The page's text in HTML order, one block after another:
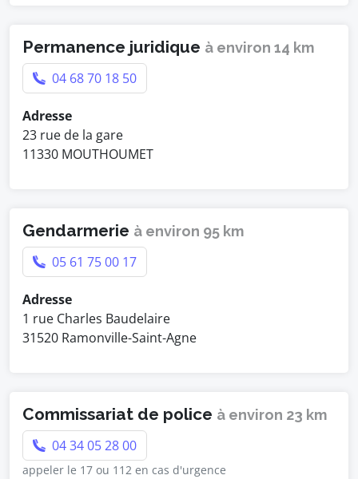
Permanence juridique à environ 14 km
04 68 70 18 50
Adresse
23 rue de la gare
11330 MOUTHOUMET
Gendarmerie à environ 95 km
05 61 75 00 17
Adresse
1 rue Charles Baudelaire
31520 Ramonville-Saint-Agne
Commissariat de police à environ 23 km
04 34 05 28 00
appeler le 17 ou 112 en cas d'urgence